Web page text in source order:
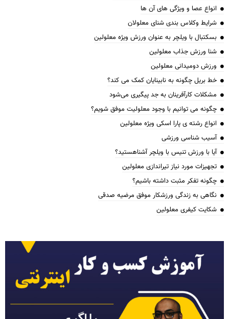
انواع عصا و ویژگی های آن ها
شرایط وکلاس بندی شنای معلولان
بسکتبال با ویلچر به عنوان ورزش ویژه معلولین
شنا ورزش جذاب معلولین
ورزش دومیدانی معلولین
خط بریل چگونه به نابینایان کمک می کند؟
مشکلات کارآفرینان به جد پیگیری می‌شود
چگونه می توانیم با وجود معلولیت موفق شویم؟
انواع رشته ی پارا اسکی ویژه معلولین
آسیب شناسی ورزشی
آیا با ورزش تنیس با ویلچر آشناهستید؟
تجهیزات مورد نیاز تیراندازی معلولین
چگونه تفکر مثبت داشته باشیم؟
نگاهی به زندگی ورزشکار موفق مرضیه صدقی
شکایت کیفری معلولین